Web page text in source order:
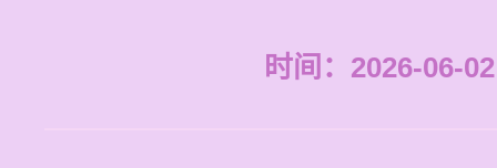
时间：2026-06-